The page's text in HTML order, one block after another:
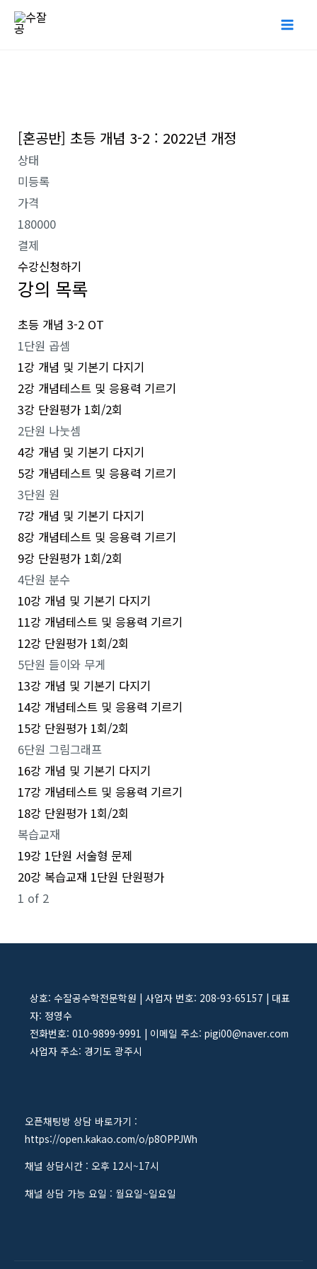
[혼공반] 초등 개념 3-2 : 2022년 개정
상태
미등록
가격
180000
결제
수강신청하기
강의 목록
초등 개념 3-2 OT
1단원 곱셈
1강 개념 및 기본기 다지기
2강 개념테스트 및 응용력 기르기
3강 단원평가 1회/2회
2단원 나눗셈
4강 개념 및 기본기 다지기
5강 개념테스트 및 응용력 기르기
3단원 원
7강 개념 및 기본기 다지기
8강 개념테스트 및 응용력 기르기
9강 단원평가 1회/2회
4단원 분수
10강 개념 및 기본기 다지기
11강 개념테스트 및 응용력 기르기
12강 단원평가 1회/2회
5단원 들이와 무게
13강 개념 및 기본기 다지기
14강 개념테스트 및 응용력 기르기
15강 단원평가 1회/2회
6단원 그림그래프
16강 개념 및 기본기 다지기
17강 개념테스트 및 응용력 기르기
18강 단원평가 1회/2회
복습교재
19강 1단원 서술형 문제
20강 복습교재 1단원 단원평가
1 of 2
상호: 수잘공수학전문학원 | 사업자 번호: 208-93-65157 | 대표
자: 정영수
전화번호: 010-9899-9991 | 이메일 주소: pigi00@naver.com
사업자 주소: 경기도 광주시
오픈채팅방 상담 바로가기 :
https://open.kakao.com/o/p8OPPJWh
채널 상담시간 : 오후 12시~17시
채널 상담 가능 요일 : 월요일~일요일